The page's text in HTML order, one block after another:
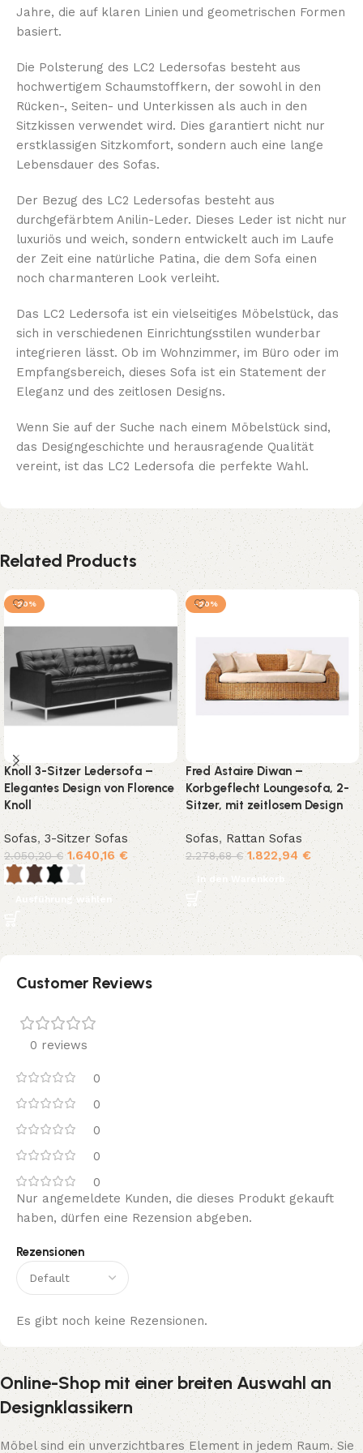
Jahre, die auf klaren Linien und geometrischen Formen
basiert.
Die Polsterung des LC2 Ledersofas besteht aus
hochwertigem Schaumstoffkern, der sowohl in den
Rücken-, Seiten- und Unterkissen als auch in den
Sitzkissen verwendet wird. Dies garantiert nicht nur
erstklassigen Sitzkomfort, sondern auch eine lange
Lebensdauer des Sofas.
Der Bezug des LC2 Ledersofas besteht aus
durchgefärbtem Anilin-Leder. Dieses Leder ist nicht nur
luxuriös und weich, sondern entwickelt auch im Laufe
der Zeit eine natürliche Patina, die dem Sofa einen
noch charmanteren Look verleiht.
Das LC2 Ledersofa ist ein vielseitiges Möbelstück, das
sich in verschiedenen Einrichtungsstilen wunderbar
integrieren lässt. Ob im Wohnzimmer, im Büro oder im
Empfangsbereich, dieses Sofa ist ein Statement der
Eleganz und des zeitlosen Designs.
Wenn Sie auf der Suche nach einem Möbelstück sind,
das Designgeschichte und herausragende Qualität
vereint, ist das LC2 Ledersofa die perfekte Wahl.
Related Products
-20%
Knoll 3-Sitzer Ledersofa –
Elegantes Design von Florence
Knoll
Sofas, 3-Sitzer Sofas
2.050,20€ 1.640,16 €
Ausführung wählen
-20%
Fred Astaire Diwan –
Korbgeflecht Loungesofa, 2-
Sitzer, mit zeitlosem Design
Sofas, Rattan Sofas
2.278,68€ 1.822,94 €
In den Warenkorb
Customer Reviews
0 reviews
0
0
0
0
0
Rezensionen
Es gibt noch keine Rezensionen.
Nur angemeldete Kunden, die dieses Produkt gekauft
haben, dürfen eine Rezension abgeben.
Online-Shop mit einer breiten Auswahl an
Designklassikern
Möbel sind ein unverzichtbares Element in jedem Raum. Sie